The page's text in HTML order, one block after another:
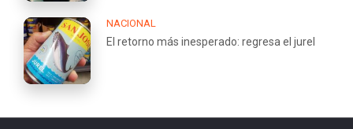
NACIONAL
El retorno más inesperado: regresa el jurel